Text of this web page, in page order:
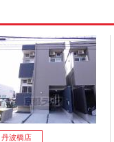
丹波橋店